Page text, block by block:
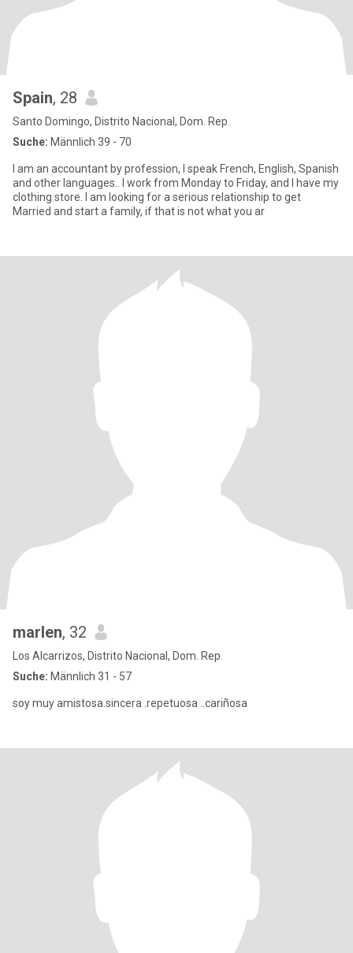
Spain, 28
Santo Domingo, Distrito Nacional, Dom. Rep.
Suche: Männlich 39 - 70
I am an accountant by profession, I speak French, English, Spanish
and other languages.. I work from Monday to Friday, and I have my
clothing store. I am looking for a serious relationship to get
Married and start a family, if that is not what you ar
marlen, 32
Los Alcarrizos, Distrito Nacional, Dom. Rep.
Suche: Männlich 31 - 57
soy muy amistosa.sincera .repetuosa ..cariñosa